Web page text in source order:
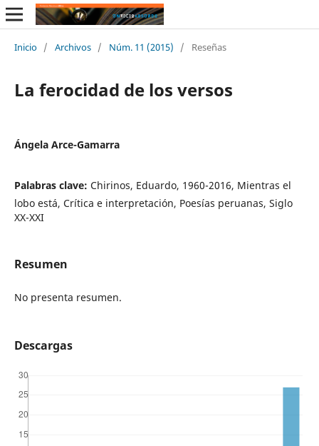
Inicio / Archivos / Núm. 11 (2015) / Reseñas
La ferocidad de los versos
Ángela Arce-Gamarra
Palabras clave: Chirinos, Eduardo, 1960-2016, Mientras el
lobo está, Crítica e interpretación, Poesías peruanas, Siglo
XX-XXI
Resumen
No presenta resumen.
Descargas